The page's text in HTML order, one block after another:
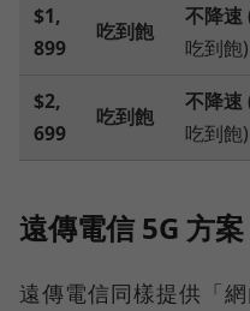
$1,
899
吃到飽
不降速
吃到飽)
$2,
699
吃到飽
不降速
吃到飽)
遠傳電信 5G 方案
遠傳電信同樣提供「